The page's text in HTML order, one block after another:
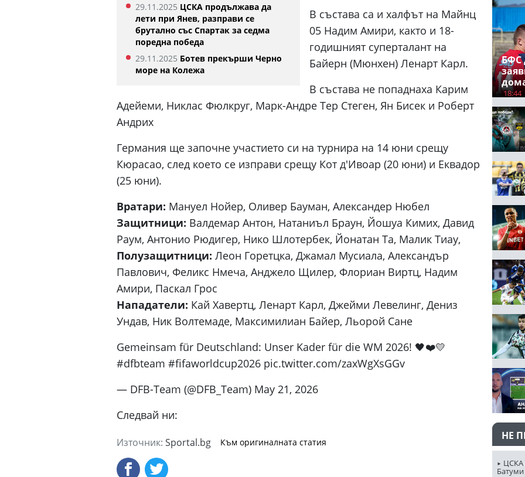
29.11.2025 ЦСКА продължава да
лети при Янев, разправи се
брутално със Спартак за седма
поредна победа
29.11.2025 Ботев прекърши Черно
море на Колежа
В състава са и халфът на Майнц
05 Надим Амири, както и 18-
годишният суперталант на
Байерн (Мюнхен) Ленарт Карл.
В състава не попаднаха Карим
Aдейеми, Никлас Фюлкруг, Марк-Андре Тер Стеген, Ян Бисек и Роберт
Андрих
Германия ще започне участието си на турнира на 14 юни срещу
Кюрасао, след което се изправи срещу Кот д'Ивоар (20 юни) и Еквадор
(25 юни).
Вратари: Мануел Нойер, Оливер Бауман, Александер Нюбел
Защитници: Валдемар Антон, Натаниъл Браун, Йошуа Кимих, Давид
Раум, Антонио Рюдигер, Нико Шлотербек, Йонатан Та, Малик Тиау,
Полузащитници: Леон Горетцка, Джамал Мусиала, Александър
Павлович, Феликс Нмеча, Анджело Щилер, Флориан Виртц, Надим
Амири, Паскал Грос
Нападатели: Кай Хавертц, Ленарт Карл, Джейми Левелинг, Дениз
Ундав, Ник Волтемаде, Максимилиан Байер, Льорой Сане
Gemeinsam für Deutschland: Unser Kader für die WM 2026! 🖤❤️💛
#dfbteam #fifaworldcup2026 pic.twitter.com/zaxWgXsGGv
— DFB-Team (@DFB_Team) May 21, 2026
Следвай ни:
Източник: Sportal.bg Към оригиналната статия
БФС
18:44
НЕ
ЦСКА
Батуми